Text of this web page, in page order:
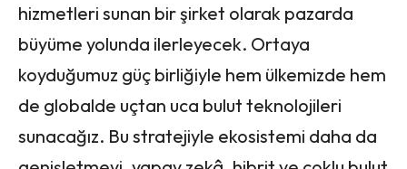
hizmetleri sunan bir şirket olarak pazarda
büyüme yolunda ilerleyecek. Ortaya
koyduğumuz güç birliğiyle hem ülkemizde hem
de globalde uçtan uca bulut teknolojileri
sunacağız. Bu stratejiyle ekosistemi daha da